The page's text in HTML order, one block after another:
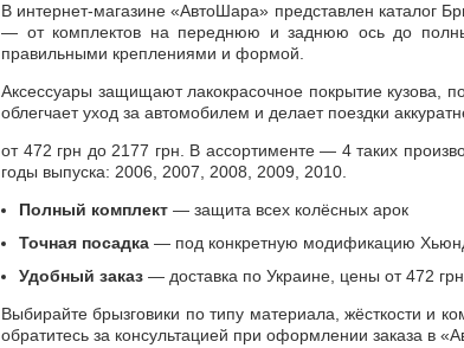
В интернет-магазине «АвтоШара» представлен каталог
— от комплектов на переднюю и заднюю ось до
правильными креплениями и формой.
Аксессуары защищают лакокрасочное покрытие кузова,
облегчает уход за автомобилем и делает поездки
от 472 грн до 2177 грн. В ассортименте — 4 таких
годы выпуска: 2006, 2007, 2008, 2009, 2010.
Полный комплект — защита всех колёсных арок
Точная посадка — под конкретную модификацию
Удобный заказ — доставка по Украине, цены от 472 грн
Выбирайте брызговики по типу материала, жёсткости и
обратитесь за консультацией при оформлении заказа в